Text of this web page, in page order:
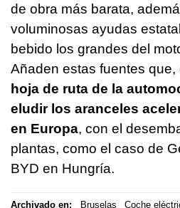
de obra más barata,
voluminosas ayudas
bebido los grandes del
Añaden estas fuentes que,
hoja de ruta de la
eludir los aranceles
en Europa, con el
plantas, como el caso de
BYD en Hungría.
Archivado en: Bruselas Coche